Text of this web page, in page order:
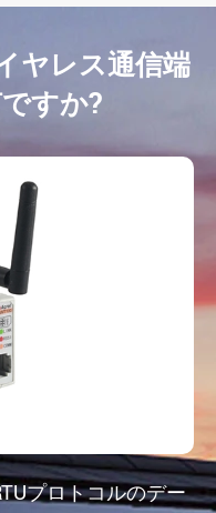
ヤレス通信端
すか?
プロトコルのデー